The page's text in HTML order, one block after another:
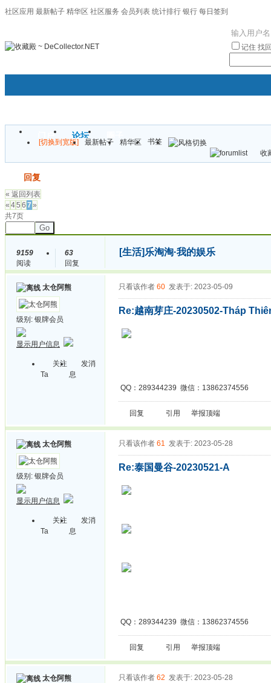
社区应用 最新帖子 精华区 社区服务 会员列表 统计排行 银行 每日签到
记住 找
门户 论坛
[切换到宽版] 最新帖子 精华区
书签
收
回复
« 返回列表
« 45 6 7 »
共7页
Go
9159
阅读
63
回复
[生活]乐淘淘·我的娱乐
太仓阿熊
级别: 银牌会员
显示用户信息
关注
Ta
发消
息
只看该作者 60 发表于: 2023-05-09
Re:越南芽庄-20230502-Tháp
QQ：289344239 微信：13862374556
回复 引用 举报顶端
太仓阿熊
级别: 银牌会员
显示用户信息
关注
Ta
发消
息
只看该作者 61 发表于: 2023-05-28
Re:泰国曼谷-20230521-A
QQ：289344239 微信：13862374556
回复 引用 举报顶端
太仓阿熊 只看该作者 62 发表于: 2023-05-28